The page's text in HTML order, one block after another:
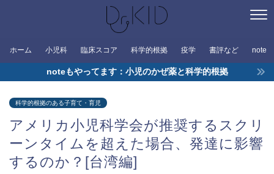
ホーム 小児科 臨床スコア 科学的根拠 疫学 書評など note
noteもやってます：小児のかぜ薬と科学的根拠
科学的根拠のある子育て・育児
アメリカ小児科学会が推奨するスクリ
ーンタイムを超えた場合、発達に影響
するのか？[台湾編]